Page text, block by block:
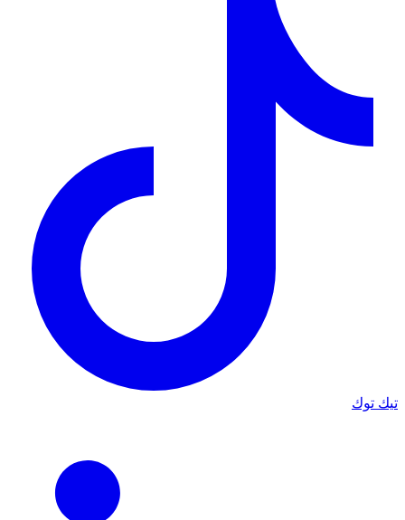
تيك توك